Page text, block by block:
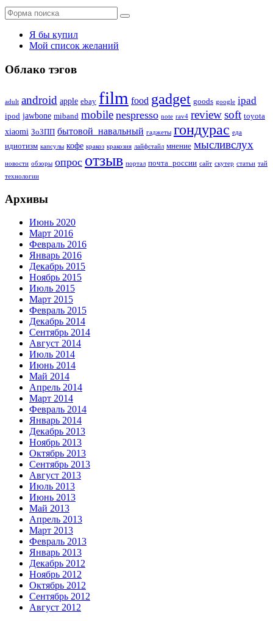
Поиск
Я бы купил
Мой список желаний
Облако тэгов
adult android apple ebay film food gadget goods google ipad
ipod jawbone miband mobile nespresso note rav4 reviewsoft toyota
xiaomi ЗоЗПП бытовой_навальный гаджеты гондурас еда
идиотизм капсулы кофе кракоз кракозия лайфстайл мнение мысливслух
новости обзоры опрос отзыв портал почта_россии сайт скутер статьи тай
технологии
Архивы
Июнь 2020
Март 2016
Февраль 2016
Январь 2016
Декабрь 2015
Ноябрь 2015
Июль 2015
Март 2015
Февраль 2015
Декабрь 2014
Сентябрь 2014
Август 2014
Июль 2014
Июнь 2014
Май 2014
Апрель 2014
Март 2014
Февраль 2014
Январь 2014
Декабрь 2013
Ноябрь 2013
Октябрь 2013
Сентябрь 2013
Август 2013
Июль 2013
Июнь 2013
Май 2013
Апрель 2013
Март 2013
Февраль 2013
Январь 2013
Декабрь 2012
Ноябрь 2012
Октябрь 2012
Сентябрь 2012
Август 2012